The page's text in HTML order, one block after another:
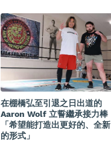
在棚橋弘至引退之日出道的
Aaron Wolf 立誓繼承接力棒
「希望能打造出更好的、全新
的形式」